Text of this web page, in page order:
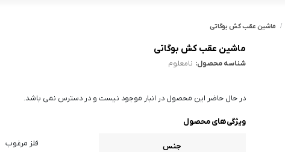
ماشین عقب کش بوگاتی
ماشین عقب کش بوگاتی
شناسه محصول: نامعلوم
در حال حاضر این محصول در انبار موجود نیست و در دسترس نمی باشد.
ویژگی‌های محصول
جنس فلز مرغوب